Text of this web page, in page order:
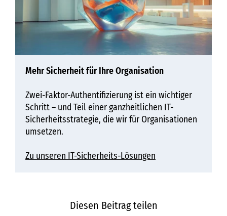
Mehr Sicherheit für Ihre Organisation
Zwei-Faktor-Authentifizierung ist ein wichtiger
Schritt – und Teil einer ganzheitlichen IT-
Sicherheitsstrategie, die wir für Organisationen
umsetzen.
Zu unseren IT-Sicherheits-Lösungen
Diesen Beitrag teilen